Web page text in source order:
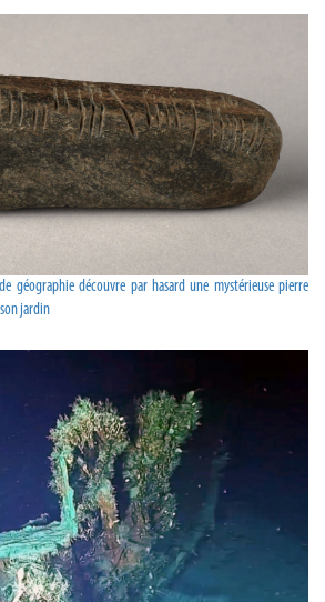
géographie découvre par hasard une mystérieuse pierre
jardin